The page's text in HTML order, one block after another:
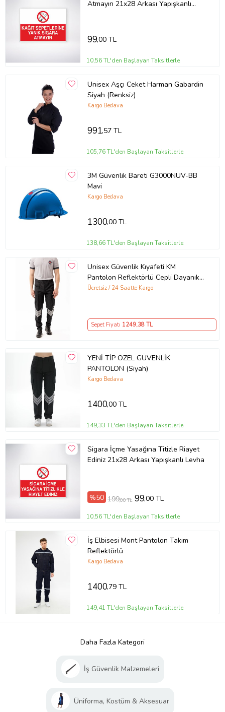
Atmayın 21x28 Arkası Yapışkanlı
99,00 TL
10,56 TL'den Başlayan Taksitlerle
Unisex Aşçı Ceket Harman Gabardin
Siyah (Renksiz)
Kargo Bedava
991,57 TL
105,76 TL'den Başlayan Taksitlerle
3M Güvenlik Bareti G3000NUV-BB
Mavi
Kargo Bedava
1300,00 TL
138,66 TL'den Başlayan Taksitlerle
Unisex Güvenlik Kıyafeti KM
Pantolon Reflektörlü Cepli Dayanıklı
Kumaş Özel Güvenlik Personel
Ücretsiz / 24 Saatte Kargo
Sepet Fiyatı 1249,38 TL
YENİ TİP ÖZEL GÜVENLİK
PANTOLON (Siyah)
Kargo Bedava
1400,00 TL
149,33 TL'den Başlayan Taksitlerle
Sigara İçme Yasağına Titizle Riayet
Ediniz 21x28 Arkası Yapışkanlı Levha
%50 199,00 TL 99,00 TL
10,56 TL'den Başlayan Taksitlerle
İş Elbisesi Mont Pantolon Takım
Reflektörlü
Kargo Bedava
1400,79 TL
149,41 TL'den Başlayan Taksitlerle
Daha Fazla Kategori
İş Güvenlik Malzemeleri
Üniforma, Kostüm & Aksesuar